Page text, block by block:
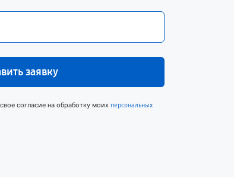
заявку
согласие на обработку моих персональных